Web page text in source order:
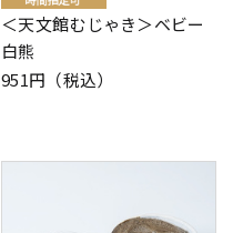
＜天文館むじゃき＞ベビー
白熊
951円（税込）